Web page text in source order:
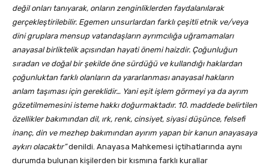
değil onları tanıyarak, onların zenginliklerden faydalanılarak
gerçekleştirilebilir. Egemen unsurlardan farklı çeşitli etnik ve/veya
dini gruplara mensup vatandaşların ayrımcılığa uğramamaları
anayasal birliktelik açısından hayati önemi haizdir. Çoğunluğun
sıradan ve doğal bir şekilde öne sürdüğü ve kullandığı haklardan
çoğunluktan farklı olanların da yararlanması anayasal hakların
anlam taşıması için gereklidir… Yani eşit işlem görmeyi ya da ayrım
gözetilmemesini isteme hakkı doğurmaktadır. 10. maddede belirtilen
özellikler bakımından dil, ırk, renk, cinsiyet, siyasi düşünce, felsefi
inanç, din ve mezhep bakımından ayırım yapan bir kanun anayasaya
aykırı olacaktır”denildi. Anayasa Mahkemesi içtihatlarında aynı
durumda bulunan kişilerden bir kısmına farklı kurallar